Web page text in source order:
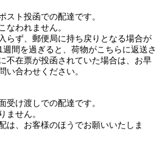
スト投函での配達です。
なわれません。
らず、郵便局に持ち戻りとなる場合が
間を過ぎると、荷物がこちらに返送さ
不在票が投函されていた場合は、お早
い合わせください。
受け渡しでの配達です。
ません。
は、お客様のほうでお願いいたしま